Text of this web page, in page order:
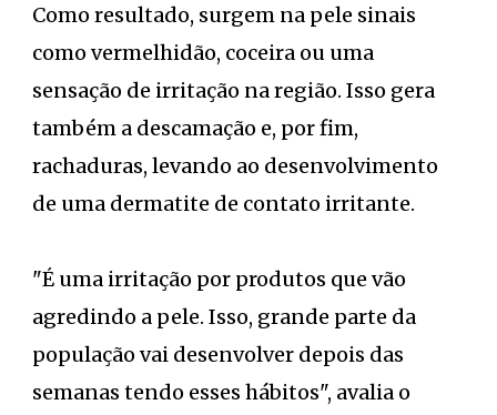
Como resultado, surgem na pele sinais
como vermelhidão, coceira ou uma
sensação de irritação na região. Isso gera
também a descamação e, por fim,
rachaduras, levando ao desenvolvimento
de uma dermatite de contato irritante.
"É uma irritação por produtos que vão
agredindo a pele. Isso, grande parte da
população vai desenvolver depois das
semanas tendo esses hábitos", avalia o